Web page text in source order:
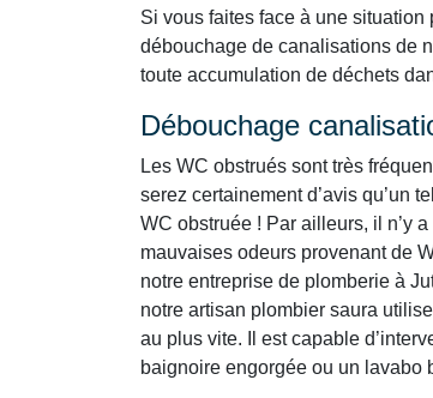
Si vous faites face à une situation
débouchage de canalisations de
toute accumulation de déchets
Débouchage
Les WC obstrués sont très
serez certainement d’avis qu’un
WC obstruée ! Par ailleurs, il n’y
mauvaises odeurs provenant de
notre entreprise de plomberie à
notre artisan plombier saura
au plus vite. Il est capable
baignoire engorgée ou un lavabo